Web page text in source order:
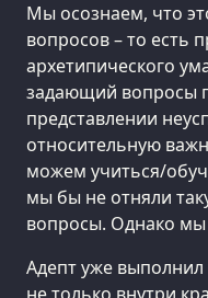
Мы осознаем, что
вопросов – то есть
архетипического
задающий вопросы
представлении
относительную
можем учиться/
мы бы не отняли
вопросы. Однако
Адепт уже